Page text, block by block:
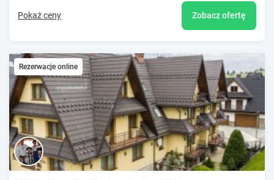
Pokaż ceny Zobacz ofertę
Rezerwacje online